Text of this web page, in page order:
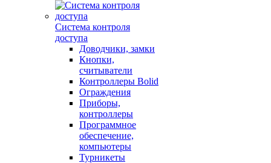
Система контроля
доступа
Доводчики, замки
Кнопки,
считыватели
Контроллеры Bolid
Ограждения
Приборы,
контроллеры
Программное
обеспечение,
компьютеры
Турникеты